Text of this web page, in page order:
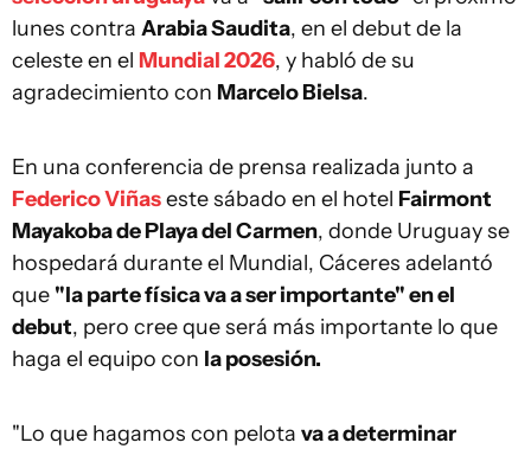
lunes contra Arabia Saudita, en el debut de la
celeste en el Mundial 2026, y habló de su
agradecimiento con Marcelo Bielsa.
En una conferencia de prensa realizada junto a
Federico Viñaseste sábado en el hotel Fairmont
Mayakoba de Playa del Carmen, donde Uruguay se
hospedará durante el Mundial, Cáceres adelantó
que "la parte física va a ser importante" en el
debut, pero cree que será más importante lo que
haga el equipo con la posesión.
"Lo que hagamos con pelota va a determinar